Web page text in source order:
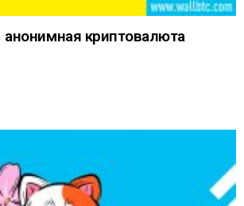
криптовалюта